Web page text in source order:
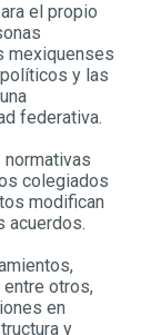
el propio
mexiquenses
y las
federativa.
normativas
colegiados
modifican
acuerdos.
otros,
en
y